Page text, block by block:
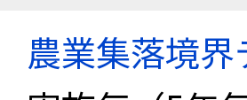
農業集落境